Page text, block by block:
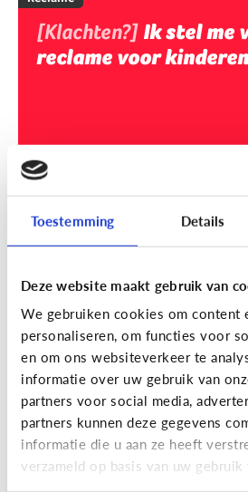
Toestemming Details
Deze website maakt gebruik van
We gebruiken cookies om content
personaliseren, om functies voor
en om ons websiteverkeer te
informatie over uw gebruik van
partners voor social media,
partners kunnen deze gegevens
informatie die u aan ze heeft
verzameld op basis van uw gebruik
[Klachten?] Ik stel me
reclame voor kinderen
Waar kan ik terecht?
Reclame
[Video]Reclame
overal!